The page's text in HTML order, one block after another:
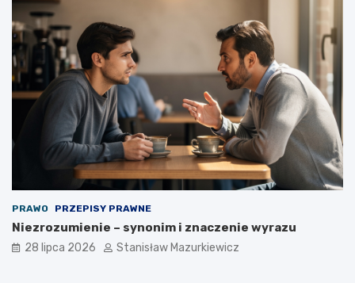
PRAWO PRZEPISY PRAWNE
Niezrozumienie – synonim i znaczenie wyrazu
28 lipca 2026 Stanisław Mazurkiewicz